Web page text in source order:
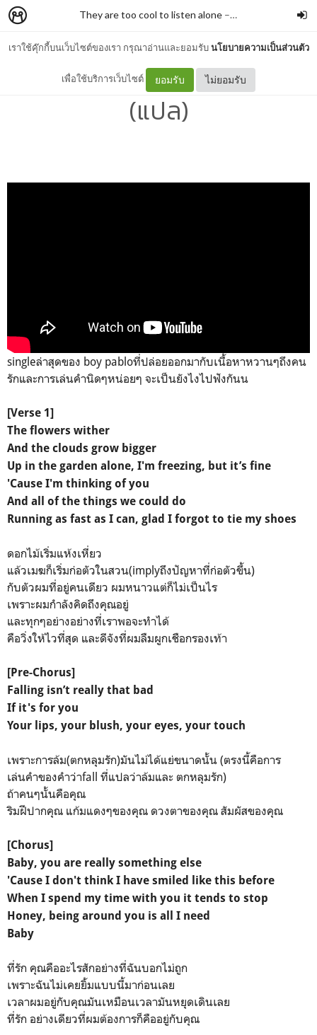
เราใช้คุ๊กกี้บนเว็บไซต์ของเรา กรุณาอ่านและยอมรับนโยบายความเป็นส่วนตัว
เพื่อใช้บริการเว็บไซต์ ยอมรับ ไม่ยอมรับ
They are too cool to listen alone – Kararakarn
Honey-Boy Pablo lyrics
(แปล)
singleล่าสุดของ boy pabloที่ปล่อยออกมากับเนื้อหาหวานๆถึงคน
รักและการเล่นคำนิดๆหน่อยๆ จะเป็นยังไงไปฟังกันน
[Verse 1]
The flowers wither
And the clouds grow bigger
Up in the garden alone, I'm freezing, but it’s fine
'Cause I'm thinking of you
And all of the things we could do
Running as fast as I can, glad I forgot to tie my shoes
ดอกไม้เริ่มแห้งเหี่ยว
แล้วเมฆก็เริ่มก่อตัวในสวน(implyถึงปัญหาที่ก่อตัวขึ้น)
กับตัวผมที่อยู่คนเดียว ผมหนาวแต่ก็ไม่เป็นไร
เพราะผมกำลังคิดถึงคุณอยู่
และทุกๆอย่างอย่างที่เราพอจะทำได้
คือวิ่งให้ไวที่สุด และดีจังที่ผมลืมผูกเชือกรองเท้า
[Pre-Chorus]
Falling isn’t really that bad
If it's for you
Your lips, your blush, your eyes, your touch
เพราะการล้ม(ตกหลุมรัก)มันไม่ได้แย่ขนาดนั้น (ตรงนี้คือการ
เล่นคำของคำว่าfall ที่แปลว่าล้มและ ตกหลุมรัก)
ถ้าคนๆนั้นคือคุณ
ริมฝีปากคุณ แก้มแดงๆของคุณ ดวงตาของคุณ สัมผัสของคุณ
[Chorus]
Baby, you are really something else
'Cause I don't think I have smiled like this before
When I spend my time with you it tends to stop
Honey, being around you is all I need
Baby
ที่รัก คุณคืออะไรสักอย่างที่ฉันบอกไม่ถูก
เพราะฉันไม่เคยยิ้มแบบนี้มาก่อนเลย
เวลาผมอยู่กับคุณมันเหมือนเวลามันหยุดเดินเลย
ที่รัก อย่างเดียวที่ผมต้องการก็คืออยู่กับคุณ